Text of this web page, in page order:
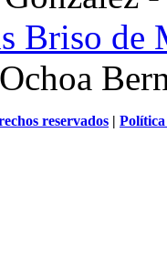
Briso de
reservados |